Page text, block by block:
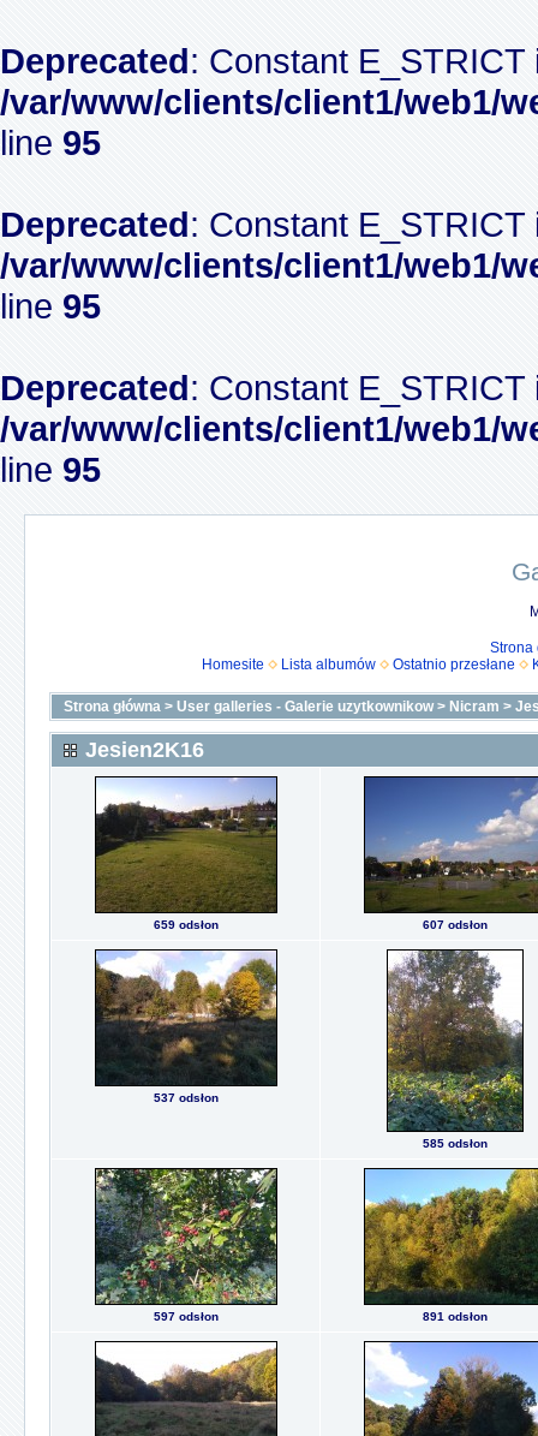
Deprecated: Constant
/var/www/clients/client1/web1/
line 95
Deprecated: Constant
/var/www/clients/client1/web1/
line 95
Deprecated: Constant
/var/www/clients/client1/web1/
line 95
Strona
Homesite
Lista albumów Ostatnio przesłane
Strona główna > User galleries - Galerie uzytkownikow> Nicram >
Jesien2K16
659 odsłon 607 odsłon
537 odsłon
585 odsłon
597 odsłon 891 odsłon